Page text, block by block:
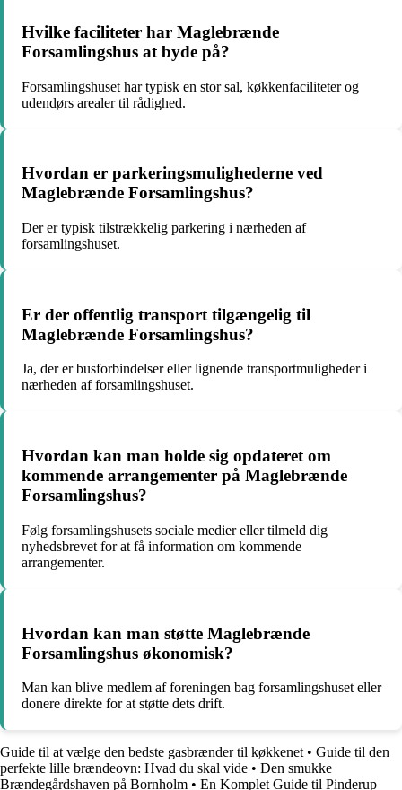
Hvilke faciliteter har Maglebrænde
Forsamlingshus at byde på?
Forsamlingshuset har typisk en stor sal, køkkenfaciliteter og
udendørs arealer til rådighed.
Hvordan er parkeringsmulighederne ved
Maglebrænde Forsamlingshus?
Der er typisk tilstrækkelig parkering i nærheden af
forsamlingshuset.
Er der offentlig transport tilgængelig til
Maglebrænde Forsamlingshus?
Ja, der er busforbindelser eller lignende transportmuligheder i
nærheden af forsamlingshuset.
Hvordan kan man holde sig opdateret om
kommende arrangementer på Maglebrænde
Forsamlingshus?
Følg forsamlingshusets sociale medier eller tilmeld dig
nyhedsbrevet for at få information om kommende
arrangementer.
Hvordan kan man støtte Maglebrænde
Forsamlingshus økonomisk?
Man kan blive medlem af foreningen bag forsamlingshuset eller
donere direkte for at støtte dets drift.
Guide til at vælge den bedste gasbrænder til køkkenet • Guide til den
perfekte lille brændeovn: Hvad du skal vide • Den smukke
Brændegårdshaven på Bornholm • En Komplet Guide til Pinderup